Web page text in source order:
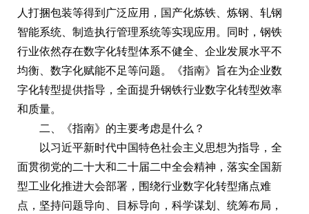
人打捆包装等得到广泛应用，国产化炼铁、炼钢、轧钢
智能系统、制造执行管理系统等实现应用。同时，钢铁
行业依然存在数字化转型体系不健全、企业发展水平不
均衡、数字化赋能不足等问题。《指南》旨在为企业数
字化转型提供指导，全面提升钢铁行业数字化转型效率
和质量。
二、《指南》的主要考虑是什么？
以习近平新时代中国特色社会主义思想为指导，全
面贯彻党的二十大和二十届二中全会精神，落实全国新
型工业化推进大会部署，围绕行业数字化转型痛点难
点，坚持问题导向、目标导向，科学谋划、统筹布局，